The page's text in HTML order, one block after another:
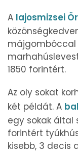
A lajosmizsei
májgombóccal
1850 forintért.
Az oly sokat
két példát. A
egy sokak által
forintért
kisebb, 3 decis